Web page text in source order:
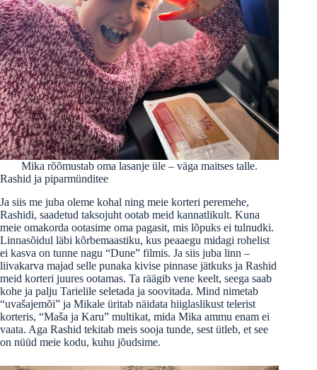
Mika rõõmustab oma lasanje üle – väga maitses talle.
Rashid ja piparmünditee
Ja siis me juba oleme kohal ning meie korteri peremehe,
Rashidi, saadetud taksojuht ootab meid kannatlikult. Kuna
meie omakorda ootasime oma pagasit, mis lõpuks ei tulnudki.
Linnasõidul läbi kõrbemaastiku, kus peaaegu midagi rohelist
ei kasva on tunne nagu “Dune” filmis. Ja siis juba linn –
liivakarva majad selle punaka kivise pinnase jätkuks ja Rashid
meid korteri juures ootamas. Ta räägib vene keelt, seega saab
kohe ja palju Tarielile seletada ja soovitada. Mind nimetab
“uvašajemõi” ja Mikale üritab näidata hiiglaslikust telerist
korteris, “Maša ja Karu” multikat, mida Mika ammu enam ei
vaata. Aga Rashid tekitab meis sooja tunde, sest ütleb, et see
on nüüd meie kodu, kuhu jõudsime.